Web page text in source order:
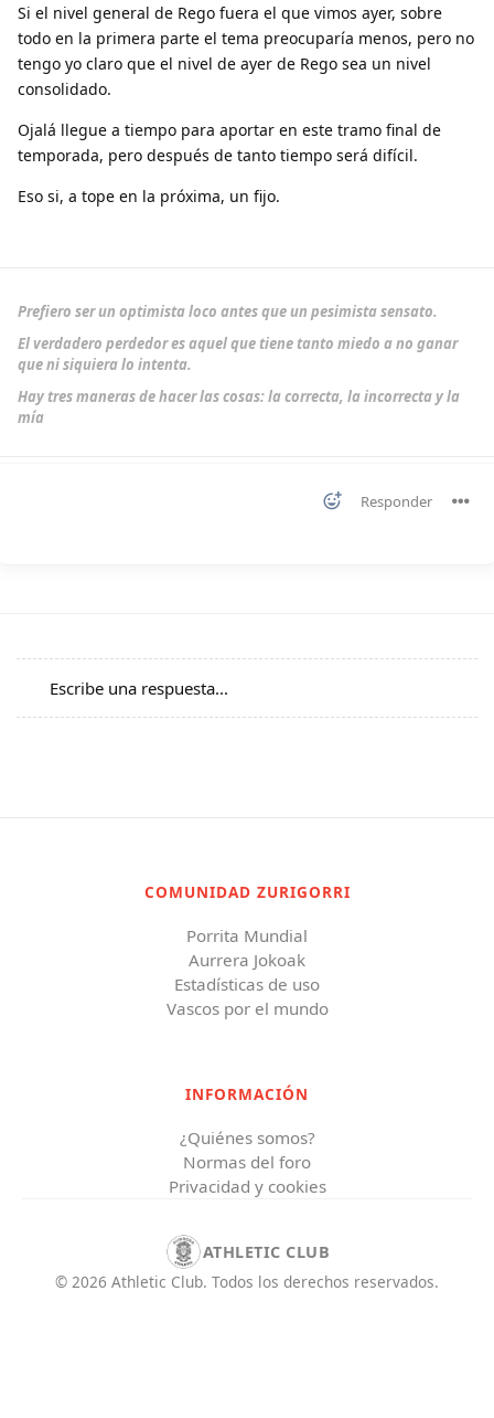
Si el nivel general de Rego fuera el que vimos ayer, sobre
todo en la primera parte el tema preocuparía menos, pero no
tengo yo claro que el nivel de ayer de Rego sea un nivel
consolidado.
Ojalá llegue a tiempo para aportar en este tramo final de
temporada, pero después de tanto tiempo será difícil.
Eso si, a tope en la próxima, un fijo.
Prefiero ser un optimista loco antes que un pesimista sensato.
El verdadero perdedor es aquel que tiene tanto miedo a no ganar
que ni siquiera lo intenta.
Hay tres maneras de hacer las cosas: la correcta, la incorrecta y la
mía
Responder
Escribe una respuesta...
COMUNIDAD ZURIGORRI
Porrita Mundial
Aurrera Jokoak
Estadísticas de uso
Vascos por el mundo
INFORMACIÓN
¿Quiénes somos?
Normas del foro
Privacidad y cookies
ATHLETIC CLUB
© 2026 Athletic Club. Todos los derechos reservados.